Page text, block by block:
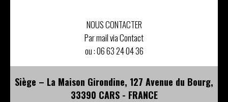
NOUS CONTACTER
Par mail via Contact
ou :06 63 24 04 36
Siège – La Maison Girondine, 127 Avenue du Bourg,
33390 CARS - FRANCE